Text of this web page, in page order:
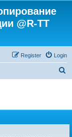
@R-TT
Login
Register